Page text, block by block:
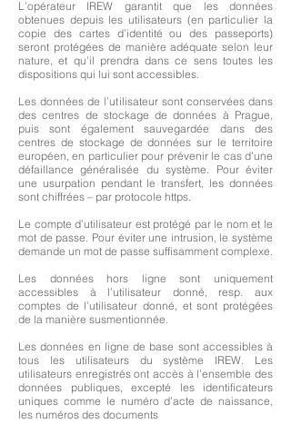
L’opérateur IREW garantit que les données
obtenues depuis les utilisateurs (en particulier la
copie des cartes d’identité ou des passeports)
seront protégées de manière adéquate selon leur
nature, et qu’il prendra dans ce sens toutes les
dispositions qui lui sont accessibles.
Les données de l’utilisateur sont conservées dans
des centres de stockage de données à Prague,
puis sont également sauvegardée dans des
centres de stockage de données sur le territoire
européen, en particulier pour prévenir le cas d’une
défaillance généralisée du système. Pour éviter
une usurpation pendant le transfert, les données
sont chiffrées – par protocole https.
Le compte d’utilisateur est protégé par le nom et le
mot de passe. Pour éviter une intrusion, le système
demande un mot de passe suffisamment complexe.
Les données hors ligne sont uniquement
accessibles à l’utilisateur donné, resp. aux
comptes de l’utilisateur donné, et sont protégées
de la manière susmentionnée.
Les données en ligne de base sont accessibles à
tous les utilisateurs du système IREW. Les
utilisateurs enregistrés ont accès à l’ensemble des
données publiques, excepté les identificateurs
uniques comme le numéro d’acte de naissance,
les numéros des documents